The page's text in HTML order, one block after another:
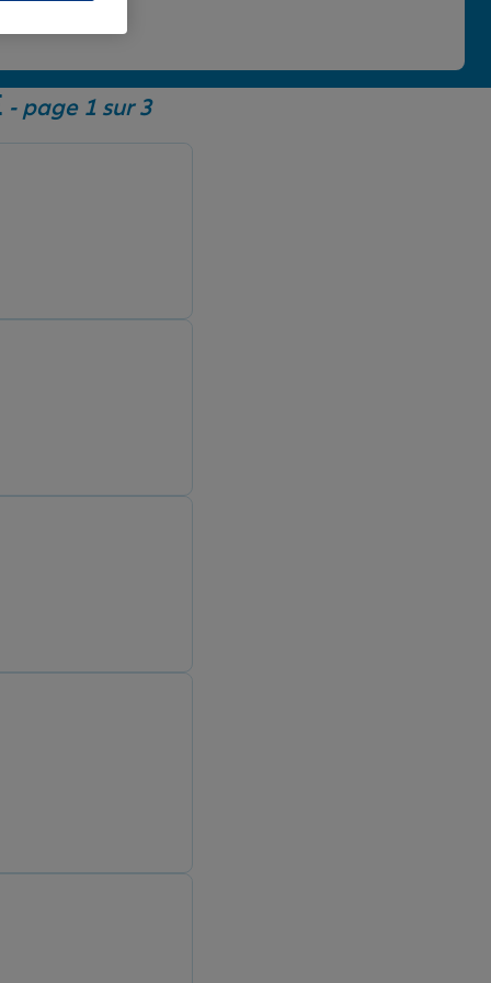
- page 1 sur 3